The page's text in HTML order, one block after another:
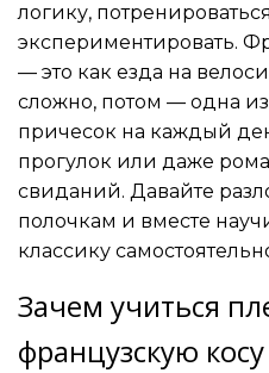
логику,
экспериментировать.
— это как езда на
сложно, потом — одна
причесок на каждый
прогулок или даже
свиданий. Давайте
полочкам и вместе
классику
Зачем учиться
французскую